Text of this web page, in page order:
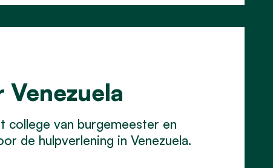
college van burgemeester en
de hulpverlening in Venezuela.